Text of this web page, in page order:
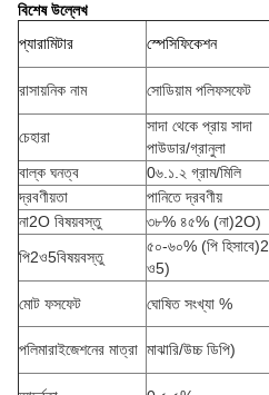
বিশেষ উল্লেখ
প্যারামিটার
স্পেসিফিকেশন
রাসায়নিক নাম সোডিয়াম পলিফসফেট
চেহারা
সাদা থেকে প্রায় সাদা
পাউডার/গ্রানুলা
বাল্ক ঘনত্ব
0৬.১.২ গ্রাম/মিলি
দ্রবণীয়তা
পানিতে দ্রবণীয়
না2O বিষয়বস্তু ৩৮% ৪৫% (না)2O)
পি2ও5বিষয়বস্তু
৫০-৬০% (পি হিসাবে)2
ও5)
মোট ফসফেট ঘোষিত সংখ্যা %
পলিমারাইজেশনের মাত্রা মাঝারি/উচ্চ ডিপি)